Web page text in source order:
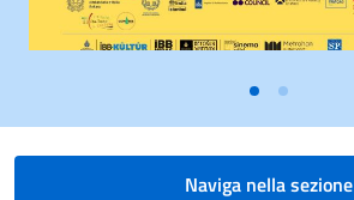
Naviga nella sezione